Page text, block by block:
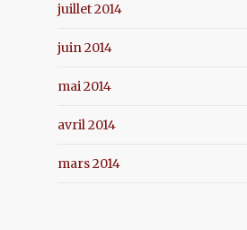
juillet 2014
juin 2014
mai 2014
avril 2014
mars 2014